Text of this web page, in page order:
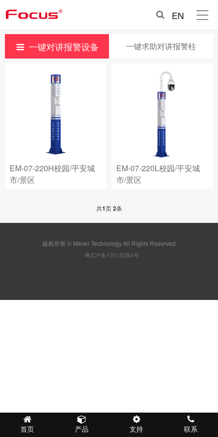
EN
一键对讲报警设备 一键求助对讲报警柱
EM-07-220H校园/平安城
市/景区
EM-07-220L校园/平安城
市/景区
共1页2条
版权所有 © Meian Technology All Rights Reserved
粤ICP备12015084号
首页 产品 支持 联系